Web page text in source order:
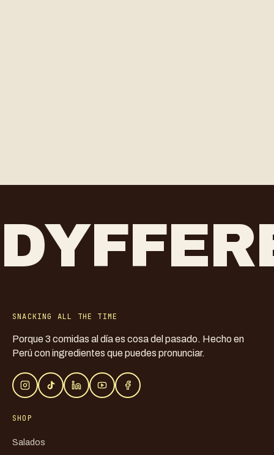
SNACKING ALL THE TIME
Porque 3 comidas al día es cosa del pasado. Hecho en
Perú con ingredientes que puedes pronunciar.
SHOP
Salados